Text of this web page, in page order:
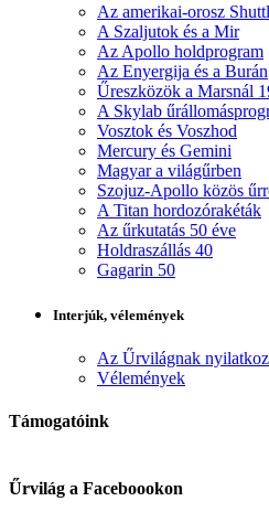
Az amerikai-orosz
A Szaljutok és a Mir
Az Apollo holdprogram
Az Enyergija és a Burán
Űreszközök a Marsnál
A Skylab
Vosztok és Voszhod
Mercury és Gemini
Magyar a világűrben
Szojuz-Apollo közös
A Titan hordozórakéták
Az űrkutatás 50 éve
Holdraszállás 40
Gagarin 50
Interjúk, vélemények
Az Űrvilágnak
Vélemények
Támogatóink
Űrvilág a Faceboookon